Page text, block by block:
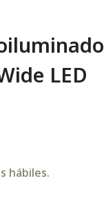
LED
hábiles.